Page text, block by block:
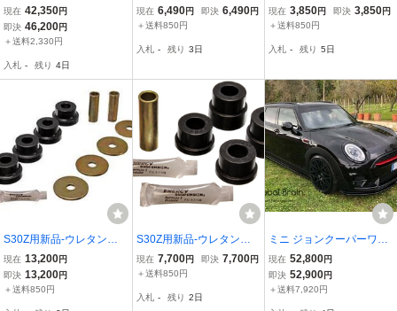
ン リアウイング 【新
品】
現在 42,350円
即決 46,200円
＋送料2,330円
入札 - 残り 4日
タンブッシュ新品-テンシ
ョン*ロッド用 赤 ブル
製
現在 6,490円 即決 6,490円
＋送料850円
入札 - 残り 3日
ッシュ-スタビライザーマ
ウント フロント用(20m
31Z/240Z/S130Z
現在 3,850円 即決 3,850円
＋送料850円
入札 - 残り 5日
S30Z用新品-ウレタンブ
ッシュ-デフキャリヤ用
ENERGY/SUSPENSION
製 黒 デフマウント/24
現在 13,200円
即決 13,200円
＋送料850円
S30Z用新品-ウレタンブ
ッシュ-フロント*ロアア
ーム用 黒 240Z/S31Z
ン製 フェアレディZ/240
現在 7,700円 即決 7,700円
＋送料850円
入札 - 残り 2日
ミニ ジョンクーパーワー
クス クラブマン JCW F54
フロント リップ スポイラ
ー/ フロント スプリッタ
現在 52,800円
即決 52,900円
＋送料7,920円